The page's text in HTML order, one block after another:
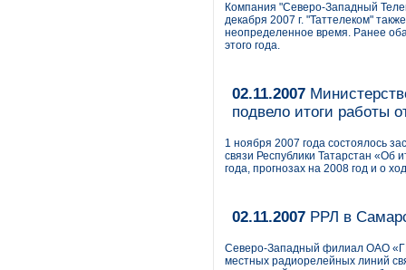
Компания "Северо-Западный
декабря 2007 г. "Таттелеком"
неопределенное время. Ранее
этого года.
02.11.2007
подвело итоги работы
1 ноября 2007 года состоялось
связи Республики Татарстан «Об
года, прогнозах на 2008 год и о
02.11.2007 РРЛ в
Северо-Западный филиал ОАО
местных радиорелейных линий